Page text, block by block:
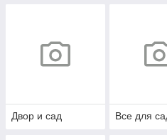
Двор и сад Все для